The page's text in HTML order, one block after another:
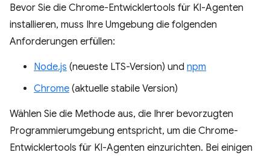
Bevor Sie die Chrome-Entwicklertools für KI-Agenten
installieren, muss Ihre Umgebung die folgenden
Anforderungen erfüllen:
Node.js (neueste LTS-Version) und npm
Chrome (aktuelle stabile Version)
Wählen Sie die Methode aus, die Ihrer bevorzugten
Programmierumgebung entspricht, um die Chrome-
Entwicklertools für KI-Agenten einzurichten. Bei einigen